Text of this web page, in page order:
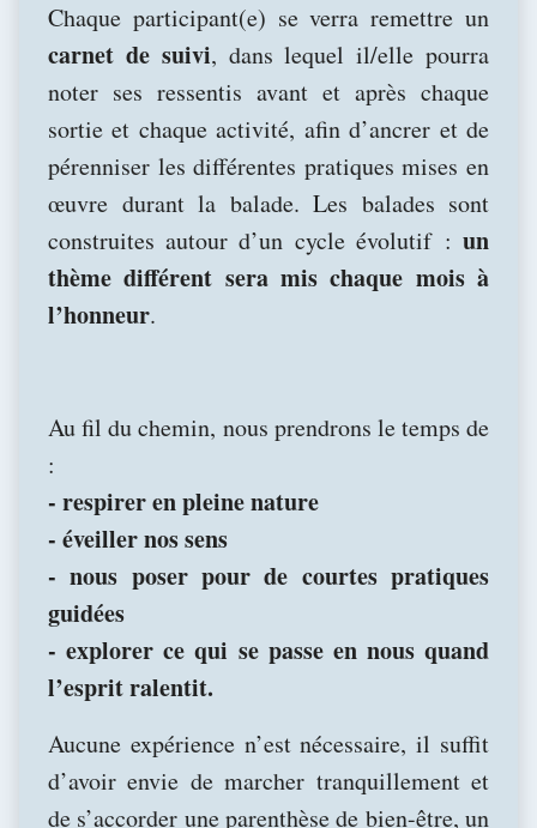
Chaque participant(e) se verra remettre un
carnet de suivi, dans lequel il/elle pourra
noter ses ressentis avant et après chaque
sortie et chaque activité, afin d’ancrer et de
pérenniser les différentes pratiques mises en
œuvre durant la balade. Les balades sont
construites autour d’un cycle évolutif : un
thème différent sera mis chaque mois à
l’honneur.
Au fil du chemin, nous prendrons le temps de
:
- respirer en pleine nature
- éveiller nos sens
- nous poser pour de courtes pratiques
guidées
- explorer ce qui se passe en nous quand
l’esprit ralentit.
Aucune expérience n’est nécessaire, il suffit
d’avoir envie de marcher tranquillement et
de s’accorder une parenthèse de bien-être, un